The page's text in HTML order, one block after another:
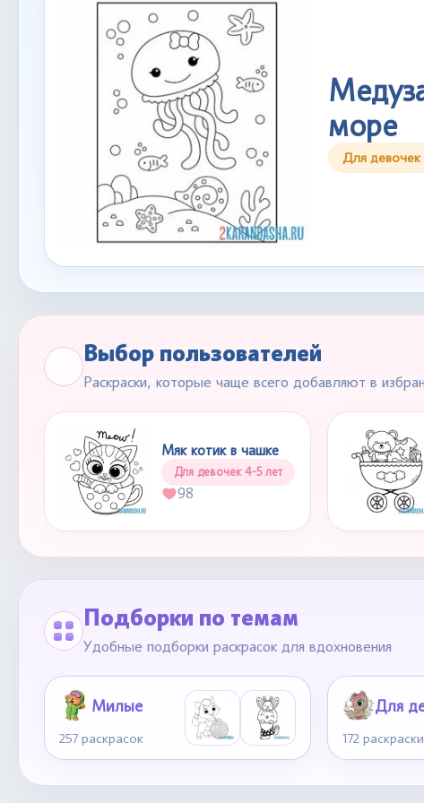
море
Для девочек
Выбор пользователей
Раскраски, которые чаще всего добавляют в
Мяк котик в чашке
Для девочек 4-5 лет
98
Подборки по темам
Удобные подборки раскрасок для вдохновения
Милые
257 раскрасок 172 раскраски